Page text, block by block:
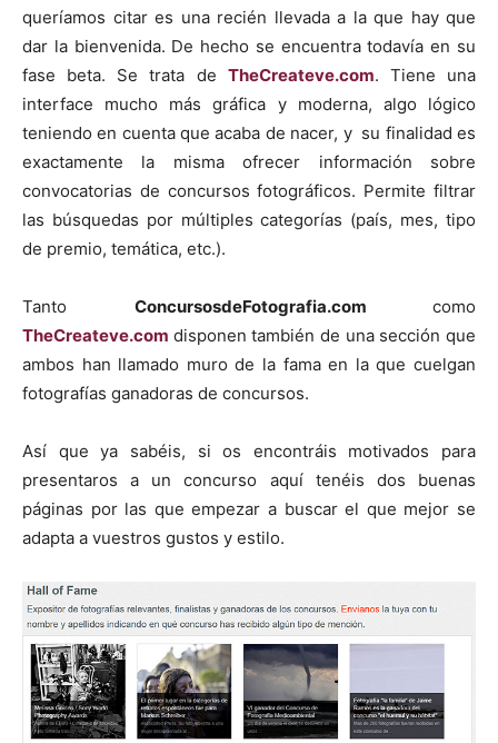
queríamos citar es una recién llevada a la que hay que
dar la bienvenida. De hecho se encuentra todavía en su
fase beta. Se trata de TheCreateve.com. Tiene una
interface mucho más gráfica y moderna, algo lógico
teniendo en cuenta que acaba de nacer, y su finalidad es
exactamente la misma ofrecer información sobre
convocatorias de concursos fotográficos. Permite filtrar
las búsquedas por múltiples categorías (país, mes, tipo
de premio, temática, etc.).
Tanto ConcursosdeFotografia.com como
TheCreateve.com disponen también de una sección que
ambos han llamado muro de la fama en la que cuelgan
fotografías ganadoras de concursos.
Así que ya sabéis, si os encontráis motivados para
presentaros a un concurso aquí tenéis dos buenas
páginas por las que empezar a buscar el que mejor se
adapta a vuestros gustos y estilo.